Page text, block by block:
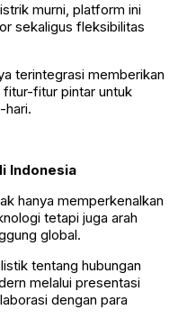
murni, platform ini
sekaligus fleksibilitas
terintegrasi memberikan
fitur pintar untuk
hari.
Indonesia
hanya memperkenalkan
tetapi juga arah
global.
tentang hubungan
melalui presentasi
dengan para